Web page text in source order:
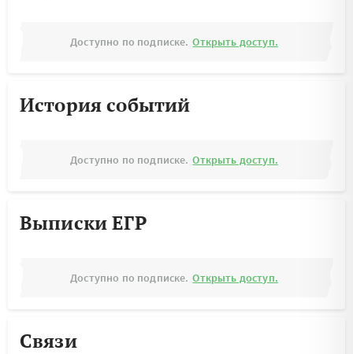
Доступно по подписке. Открыть доступ.
История событий
Доступно по подписке. Открыть доступ.
Выписки ЕГР
Доступно по подписке. Открыть доступ.
Связи